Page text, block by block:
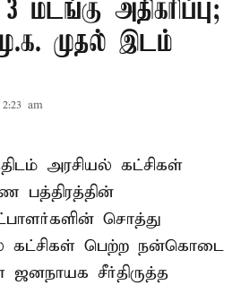
அதிகரிப்பு;
முதல் இடம்
am
அரசியல் கட்சிகள்
பத்திரத்தின்
சொத்து
கட்சிகள் பெற்ற நன்கொடை
ஜனநாயக சீர்திருத்த